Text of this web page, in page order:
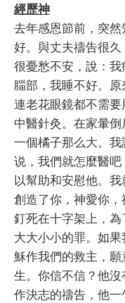
經歷神
去年感恩節前，突
好。與丈夫禱告很
很憂愁不安，說：
䐉部，我睡不好。原
連老花眼鏡都不需
中醫針灸。在家暈
一個橘子那么大。
说，我們就怎麼醫
以幫助和安慰他。
創造了你，神愛你
釘死在十字架上，
大大小小的罪。如
穌作我們的救主，
生。你信不信？他
作決志的禱告，他